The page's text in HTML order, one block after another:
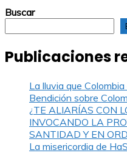
Buscar
Publicaciones
La lluvia que
Bendición sobre
¿TE ALIARÍAS CON
INVOCANDO LA
SANTIDAD Y EN
La misericordia de